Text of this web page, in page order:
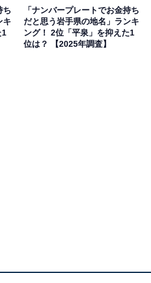
「県庁所在地のため」（30代
は一番都会的なイメージがあ
県）といった声が集まりまし
ち
キ
1
「ナンバープレートでお金持ち
だと思う岩手県の地名」ランキ
ング！ 2位「平泉」を抑えた1
位は？ 【2025年調査】